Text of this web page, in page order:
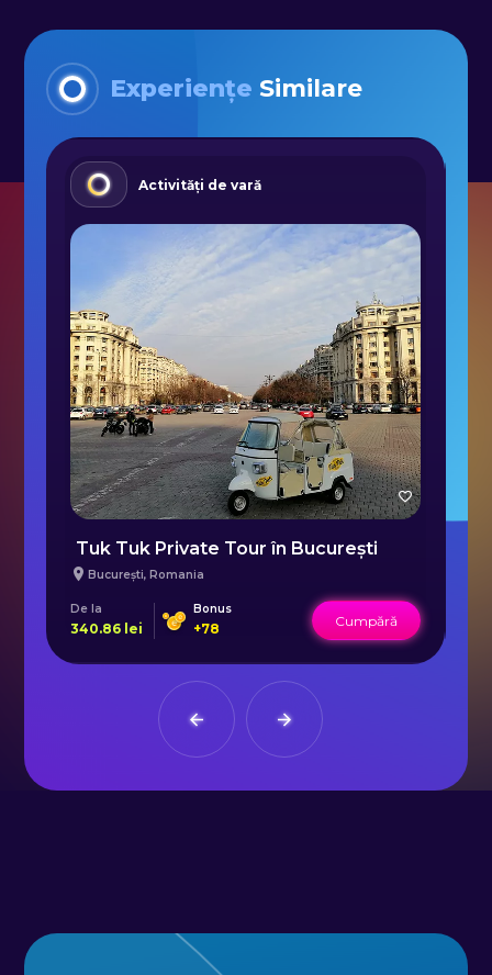
Experiențe Similare
Activități de vară
Tuk Tuk Private Tour în București
București, Romania
De la
340.86 lei
Bonus
+78 Cumpără